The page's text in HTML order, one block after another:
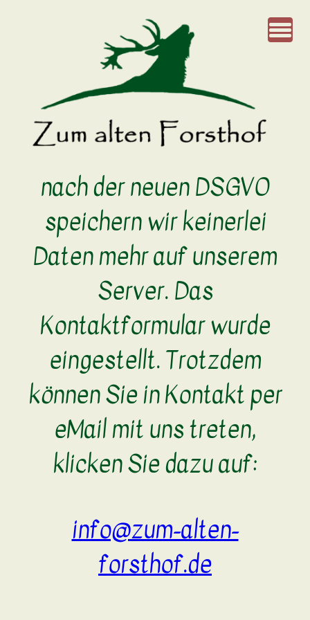
nach der neuen DSGVO
speichern wir keinerlei
Daten mehr auf unserem
Server. Das
Kontaktformular wurde
eingestellt. Trotzdem
können Sie in Kontakt per
eMail mit uns treten,
klicken Sie dazu auf:
info@zum-alten-
forsthof.de